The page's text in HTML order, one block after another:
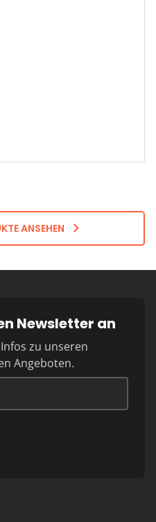
ANSEHEN
Newsletter an
zu unseren
Angeboten.